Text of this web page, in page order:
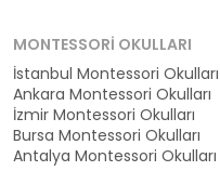
MONTESSORI OKULLARI
İstanbul Montessori Okulları
Ankara Montessori Okulları
İzmir Montessori Okulları
Bursa Montessori Okulları
Antalya Montessori Okulları